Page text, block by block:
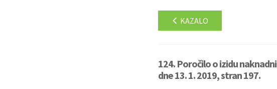
KAZALO
124. Poročilo o izidu
dne 13. 1. 2019, stran 197.